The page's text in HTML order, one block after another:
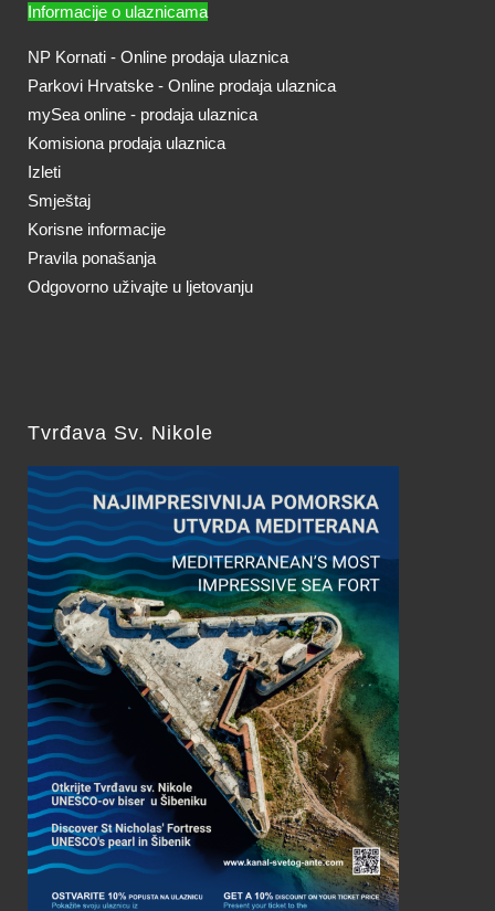
Informacije o ulaznicama
NP Kornati - Online prodaja ulaznica
Parkovi Hrvatske - Online prodaja ulaznica
mySea online - prodaja ulaznica
Komisiona prodaja ulaznica
Izleti
Smještaj
Korisne informacije
Pravila ponašanja
Odgovorno uživajte u ljetovanju
Tvrđava Sv. Nikole